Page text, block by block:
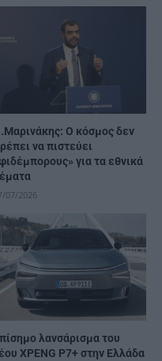
Ο κόσμος δεν
να πιστεύει
για τα εθνικά
07/2026
λανσάρισμα του
XPENG P7+ στην Ελλάδα